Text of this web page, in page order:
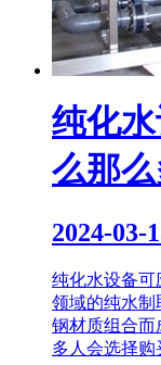
纯化
么那
2024-03-
纯化水设备可
领域的纯水制
钢材质组合而
多人会选择购